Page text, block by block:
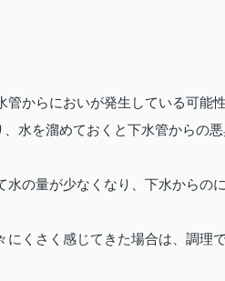
からにおいが発生している可能性
水を溜めておくと下水管からの
の量が少なくなり、下水からの
くさく感じてきた場合は、調理